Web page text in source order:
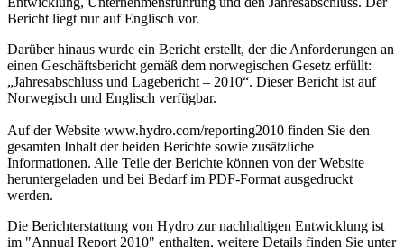
Bericht liegt nur auf Englisch vor.
Darüber hinaus wurde ein Bericht erstellt, der die Anforderungen an
einen Geschäftsbericht gemäß dem norwegischen Gesetz erfüllt:
„Jahresabschluss und Lagebericht – 2010“. Dieser Bericht ist auf
Norwegisch und Englisch verfügbar.
Auf der Website www.hydro.com/reporting2010 finden Sie den
gesamten Inhalt der beiden Berichte sowie zusätzliche
Informationen. Alle Teile der Berichte können von der Website
heruntergeladen und bei Bedarf im PDF-Format ausgedruckt
werden.
Die Berichterstattung von Hydro zur nachhaltigen Entwicklung ist
im "Annual Report 2010" enthalten, weitere Details finden Sie unter